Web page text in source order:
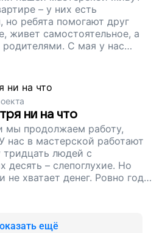
– у них есть
но ребята помогают друг
живет самостоятельное, а
родителями. С мая у нас
квартира, там уже
интерната
Но на все это нужны деньги
на аренду квартир.
здоровья жить
деньги и самим
поддержите наш проект!
ни на что
мы продолжаем работу,
нас в мастерской работают
тридцать людей с
десять – слепоглухие. Но
денег. Ровно год
нас – помогли
нам снова нужна помощь
нашей мастерской, помогите
здоровья работать и
ещё